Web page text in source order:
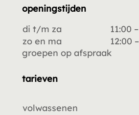
openingstijden
di t/m za
11:00
zo en ma
12:00
groepen op afspraak
tarieven
volwassenen